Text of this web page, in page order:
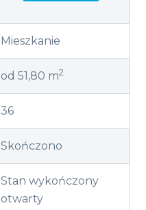
Mieszkanie
od 51,80 m2
36
Skończono
Stan wykończony
otwarty